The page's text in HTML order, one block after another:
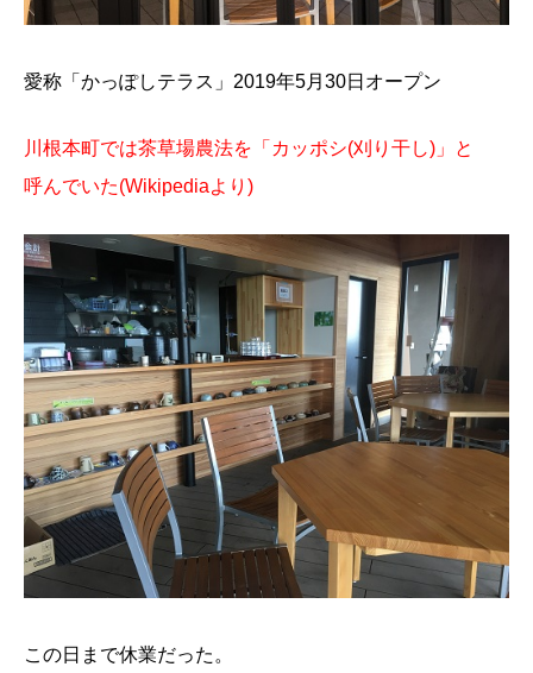
愛称「かっぽしテラス」2019年5月30日オープン
川根本町では茶草場農法を「カッポシ(刈り干し)」と
呼んでいた(Wikipediaより)
この日まで休業だった。